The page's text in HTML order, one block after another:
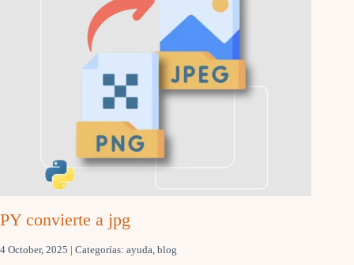
PY convierte a jpg
4 October, 2025 | Categorías: ayuda blog